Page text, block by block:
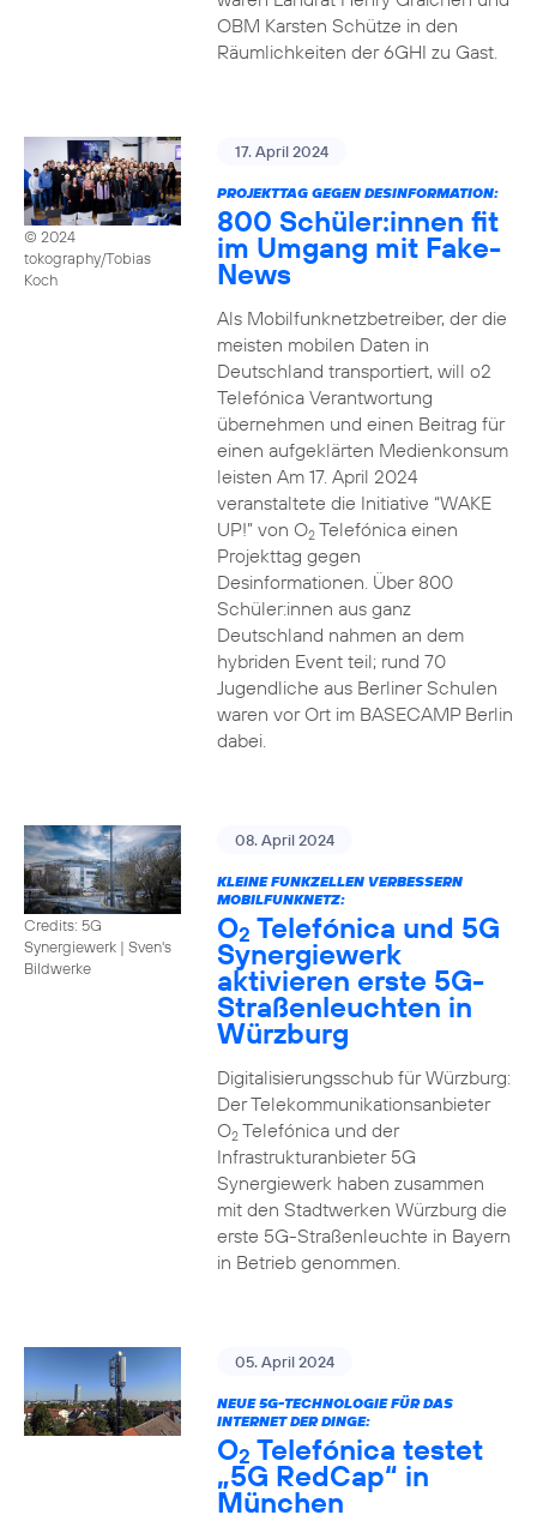
OBM Karsten Schütze in den
Räumlichkeiten der 6GHI zu Gast.
© 2024
tokography/Tobias
Koch
17. April 2024
PROJEKTTAG GEGEN DESINFORMATION:
800 Schüler:innen fit
im Umgang mit Fake-
News
Als Mobilfunknetzbetreiber, der die
meisten mobilen Daten in
Deutschland transportiert, will o2
Telefónica Verantwortung
übernehmen und einen Beitrag für
einen aufgeklärten Medienkonsum
leisten Am 17. April 2024
veranstaltete die Initiative “WAKE
UP!” von O2Telefónica einen
Projekttag gegen
Desinformationen. Über 800
Schüler:innen aus ganz
Deutschland nahmen an dem
hybriden Event teil; rund 70
Jugendliche aus Berliner Schulen
waren vor Ort im BASECAMP Berlin
dabei.
Credits: 5G
Synergiewerk | Sven's
Bildwerke
08. April 2024
KLEINE FUNKZELLEN VERBESSERN
MOBILFUNKNETZ:
O2 Telefónica und 5G
Synergiewerk
aktivieren erste 5G-
Straßenleuchten in
Würzburg
Digitalisierungsschub für Würzburg:
Der Telekommunikationsanbieter
O2Telefónica und der
Infrastrukturanbieter 5G
Synergiewerk haben zusammen
mit den Stadtwerken Würzburg die
erste 5G-Straßenleuchte in Bayern
in Betrieb genommen.
05. April 2024
NEUE 5G-TECHNOLOGIE FÜR DAS
INTERNET DER DINGE:
O2 Telefónica testet
„5G RedCap“ in
München